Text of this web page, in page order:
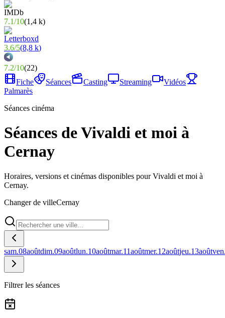
7.1/10(1,4 k)
3.6/5(8,8 k)
7.2/10(22)
Fiche
Séances Casting Streaming
Vidéos
Palmarès
Séances cinéma
Séances de Vivaldi et moi à
Cernay
Horaires, versions et cinémas disponibles pour Vivaldi et moi à
Cernay.
Changer de villeCernay
sam.08aoûtdim.09aoûtlun.10aoûtmar.11aoûtmer.12aoûtjeu.13août
Filtrer les séances